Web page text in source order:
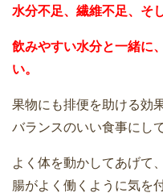
水分不足、繊維不足、そ
飲みやすい水分と一緒に
い。
果物にも排便を助ける効
バランスのいい食事にし
よく体を動かしてあげて、
腸がよく働くように気を